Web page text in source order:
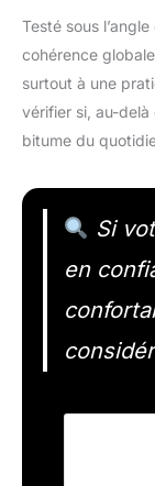
Testé sous
cohérence
surtout à une
vérifier si, au-delà
bitume du
Si
en